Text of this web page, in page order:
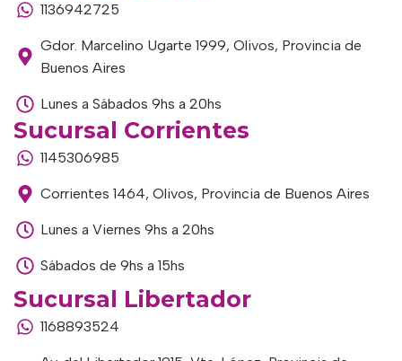
1136942725
Gdor. Marcelino Ugarte 1999, Olivos, Provincia de
Buenos Aires
Lunes a Sábados 9hs a 20hs
Sucursal Corrientes
1145306985
Corrientes 1464, Olivos, Provincia de Buenos Aires
Lunes a Viernes 9hs a 20hs
Sábados de 9hs a 15hs
Sucursal Libertador
1168893524